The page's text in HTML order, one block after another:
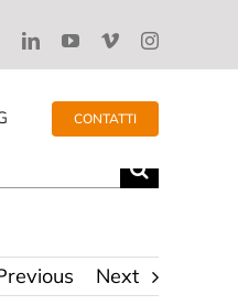
CONTATTI
Next